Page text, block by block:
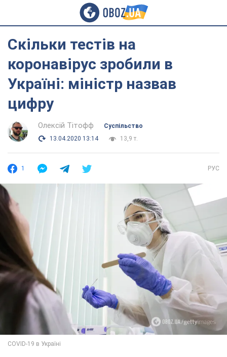
Скільки тестів на
коронавірус зробили в
Україні: міністр назвав
цифру
Олексій Тітофф
Суспільство
13.04.2020 13:14
13,9 т.
1 РУС